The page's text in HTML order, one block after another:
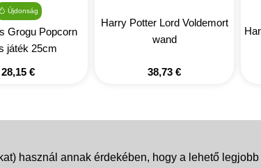
Újdonság
Grogu Popcorn
játék 25cm
28,15 €
Harry Potter Lord Voldemort
wand
38,73 €
használ annak érdekében, hogy a lehető